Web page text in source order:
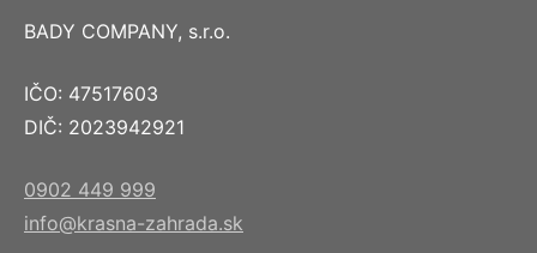
BADY COMPANY, s.r.o.
IČO: 47517603
DIČ: 2023942921
0902 449 999
info@krasna-zahrada.sk